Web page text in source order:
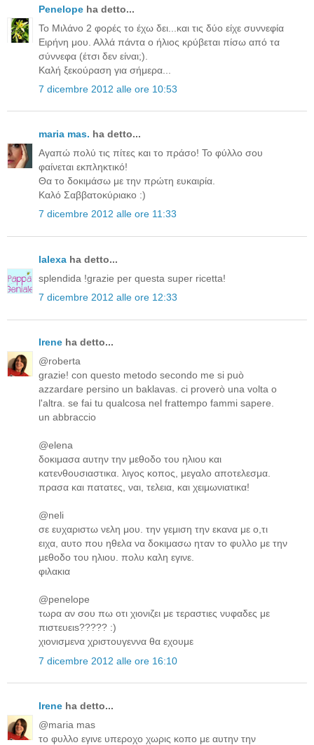
Penelope ha detto...
Το Μιλάνο 2 φορές το έχω δει...και τις δύο είχε συννεφία
Ειρήνη μου. Αλλά πάντα ο ήλιος κρύβεται πίσω από τα
σύννεφα (έτσι δεν είναι;).
Καλή ξεκούραση για σήμερα...
7 dicembre 2012 alle ore 10:53
maria mas. ha detto...
Αγαπώ πολύ τις πίτες και το πράσο! Το φύλλο σου
φαίνεται εκπληκτικό!
Θα το δοκιμάσω με την πρώτη ευκαιρία.
Καλό Σαββατοκύριακο :)
7 dicembre 2012 alle ore 11:33
lalexa ha detto...
splendida !grazie per questa super ricetta!
7 dicembre 2012 alle ore 12:33
Irene ha detto...
@roberta
grazie! con questo metodo secondo me si può
azzardare persino un baklavas. ci proverò una volta o
l'altra. se fai tu qualcosa nel frattempo fammi sapere.
un abbraccio
@elena
δοκιμασα αυτην την μεθοδο του ηλιου και
κατενθουσιαστικα. λιγος κοπος, μεγαλο αποτελεσμα.
πρασα και πατατες, ναι, τελεια, και χειμωνιατικα!
@neli
σε ευχαριστω νελη μου. την γεμιση την εκανα με ο,τι
ειχα, αυτο που ηθελα να δοκιμασω ηταν το φυλλο με την
μεθοδο του ηλιου. πολυ καλη εγινε.
φιλακια
@penelope
τωρα αν σου πω οτι χιονιζει με τεραστιες νυφαδες με
πιστευειs????? :)
χιονισμενα χριστουγεννα θα εχουμε
7 dicembre 2012 alle ore 16:10
Irene ha detto...
@maria mas
το φυλλο εγινε υπεροχο χωρις κοπο με αυτην την